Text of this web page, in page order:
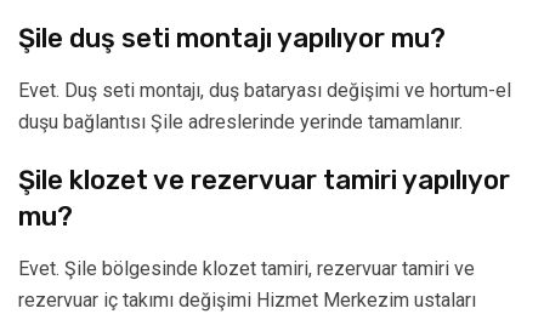
Şile duş seti montajı yapılıyor mu?
Evet. Duş seti montajı, duş bataryası değişimi ve hortum-el
duşu bağlantısı Şile adreslerinde yerinde tamamlanır.
Şile klozet ve rezervuar tamiri yapılıyor
mu?
Evet. Şile bölgesinde klozet tamiri, rezervuar tamiri ve
rezervuar iç takımı değişimi Hizmet Merkezim ustaları